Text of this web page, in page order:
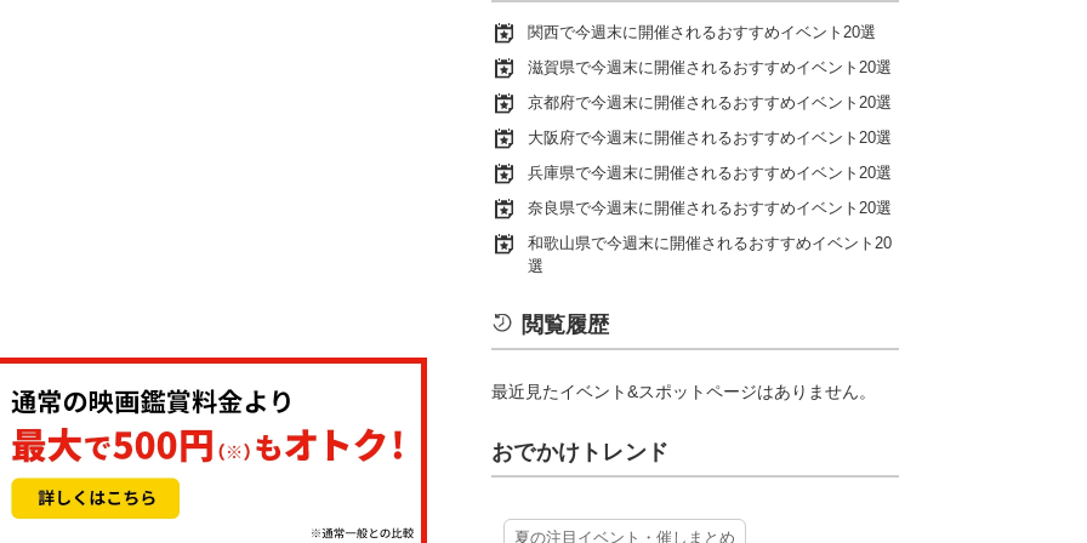
関西で今週末に開催されるおすすめイベント20選
滋賀県で今週末に開催されるおすすめイベント20選
京都府で今週末に開催されるおすすめイベント20選
大阪府で今週末に開催されるおすすめイベント20選
兵庫県で今週末に開催されるおすすめイベント20選
奈良県で今週末に開催されるおすすめイベント20選
和歌山県で今週末に開催されるおすすめイベント20
選
閲覧履歴
最近見たイベント&スポットページはありません。
おでかけトレンド
夏の注目イベント・催しまとめ